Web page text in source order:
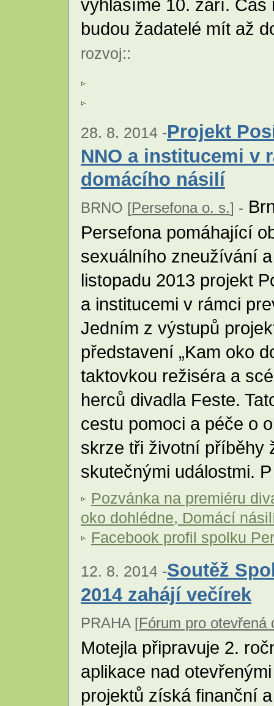
vyhlásíme 10. září. Čas
budou žadatelé mít až
rozvoj::
28. 8. 2014 -Projekt
NNO a institucemi v
domácího násilí
BRNO [Persefona o. s.] -
Persefona pomáhající
sexuálního zneužívání
listopadu 2013 projekt
a institucemi v rámci
Jedním z výstupů
představení „Kam oko
taktovkou režiséra a
herců divadla Feste.
cestu pomoci a péče o
skrze tři životní příběhy
skutečnými událostmi.
Pozvánka na premiéru
oko dohlédne, Domácí
Facebook profil spolku
12. 8. 2014 -Soutěž
2014 zahájí večírek
PRAHA [Fórum pro otevřená
Motejla připravuje 2.
aplikace nad
projektů získá finanční